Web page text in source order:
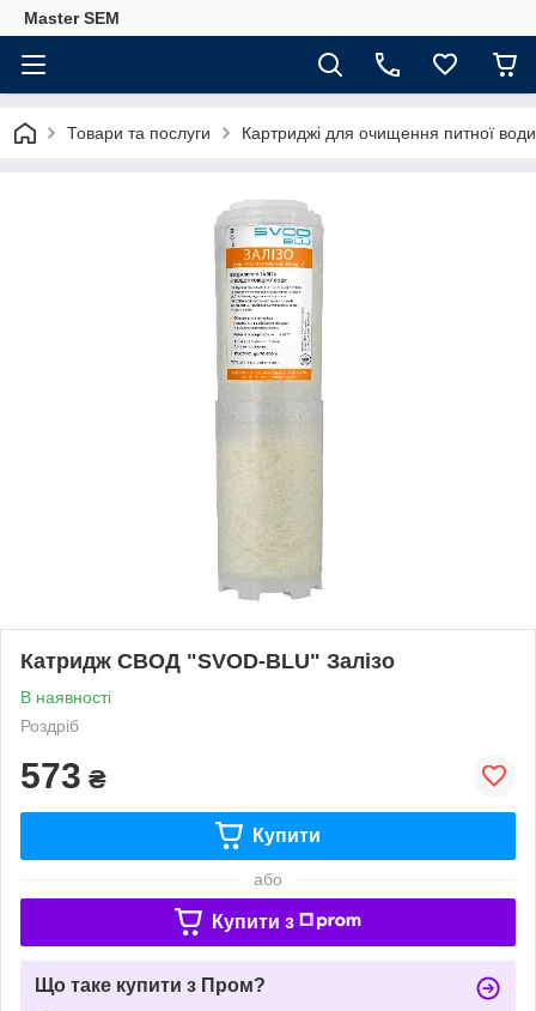
Master SEM
Товари та послуги Картриджі для очищення питної
Катридж СВОД "SVOD-BLU" Залізо
В наявності
Роздріб
573 ₴
Купити
або
Купити з
Що таке купити з Пром?